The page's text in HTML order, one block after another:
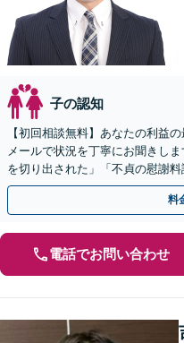
子の認知
【初回相談無料】あなたの利益
メールで状況を丁寧にお聞きし
を切り出された」「不貞の慰謝
【リーズナブルな料金設定】
料
電話でお問い合わせ